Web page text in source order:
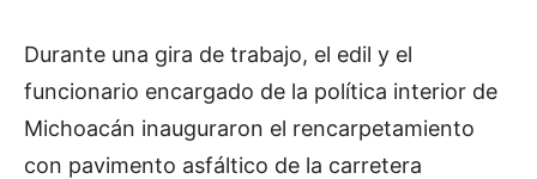
Durante una gira de trabajo, el edil y el
funcionario encargado de la política interior de
Michoacán inauguraron el rencarpetamiento
con pavimento asfáltico de la carretera